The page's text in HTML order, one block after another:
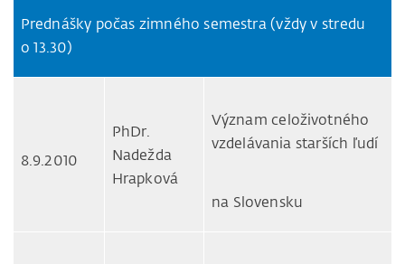
Prednášky počas zimného semestra (vždy v stredu
o 13.30)
8.9.2010
PhDr.
Nadežda
Hrapková
Význam celoživotného
vzdelávania starších ľudí
na Slovensku